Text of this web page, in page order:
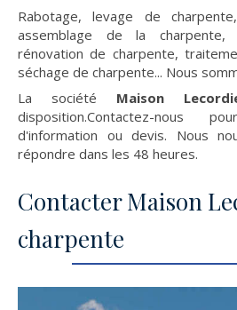
Rabotage, levage de
assemblage de la
rénovation de charpente,
séchage de charpente... Nous
La société Maison
disposition.Contactez-nous
d'information ou devis. Nous
répondre dans les 48 heures.
Contacter Maison
charpente